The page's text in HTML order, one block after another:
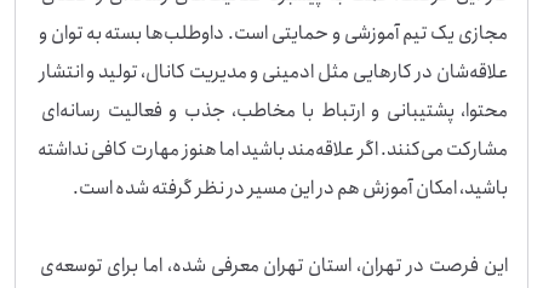
مجازی یک تیم آموزشی و حمایتی است. داوطلب‌ها بسته به توان و
علاقه‌شان در کارهایی مثل ادمینی و مدیریت کانال، تولید و انتشار
محتوا، پشتیبانی و ارتباط با مخاطب، جذب و فعالیت رسانه‌ای
مشارکت می‌کنند. اگر علاقه‌مند باشید اما هنوز مهارت کافی نداشته
این فرصت در تهران، استان تهران معرفی شده، اما برای توسعه‌ی